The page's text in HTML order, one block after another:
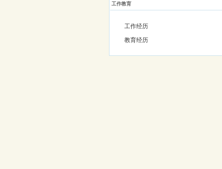
工作教育
工作经历
教育经历